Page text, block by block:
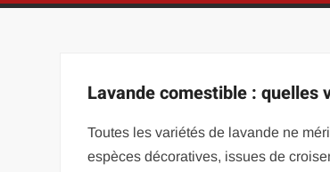
Lavande comestible : quelles
Toutes les variétés de lavande ne
espèces décoratives, issues de